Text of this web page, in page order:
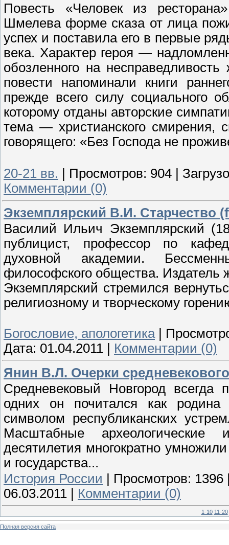
Повесть «Человек из
Шмелева форме сказа от лица
успех и поставила его в первые
века. Характер героя —
обозленного на
повести напоминали книги
прежде всего силу социального
которому отданы авторские
тема — христианского смирения,
говорящего: «Без Господа не
20-21 вв. Просмотров: 904
Комментарии (0)
Экземплярский В.И. Старчество
Василий Ильич Экземплярский
публицист, профессор по
духовной академии.
философского общества. Издатель
Экземплярский стремился
религиозному и творческому
Богословие, апологетика|
Дата: 01.04.2011
Комментарии (0)
Янин В.Л. Очерки
Средневековый Новгород всегда
одних он почитался как
символом республиканских
Масштабные археологические
десятилетия многократно
и государства...
История России | Просмотров: 1396
06.03.2011 | Комментарии (0)
1-10 11-20
Полная версия сайта